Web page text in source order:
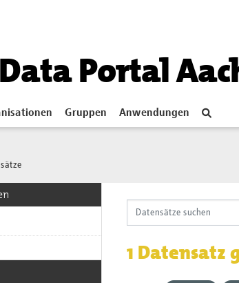
Portal
Gruppen Anwendungen
1 Datensatz